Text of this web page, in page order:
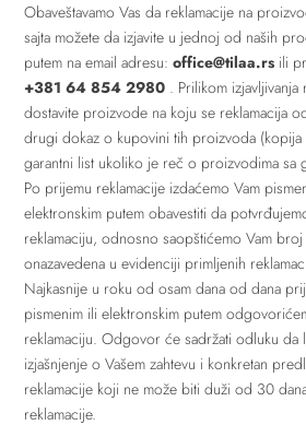
Obaveštavamo Vas da reklamacije na
sajta možete da izjavite u jednoj od naših
putem na email adresu:office@tilaa.rs ili
+381 64 854 2980 . Prilikom
dostavite proizvode na koju se reklamacija
drugi dokaz o kupovini tih proizvoda
garantni list ukoliko je reč o proizvodima sa
Po prijemu reklamacije izdaćemo Vam
elektronskim putem obavestiti da
reklamaciju, odnosno saopštićemo Vam
onazavedena u evidenciji primljenih
Najkasnije u roku od osam dana od dana
pismenim ili elektronskim putem
reklamaciju. Odgovor će sadržati odluku da
izjašnjenje o Vašem zahtevu i konkretan
reklamacije koji ne može biti duži od 30
reklamacije.